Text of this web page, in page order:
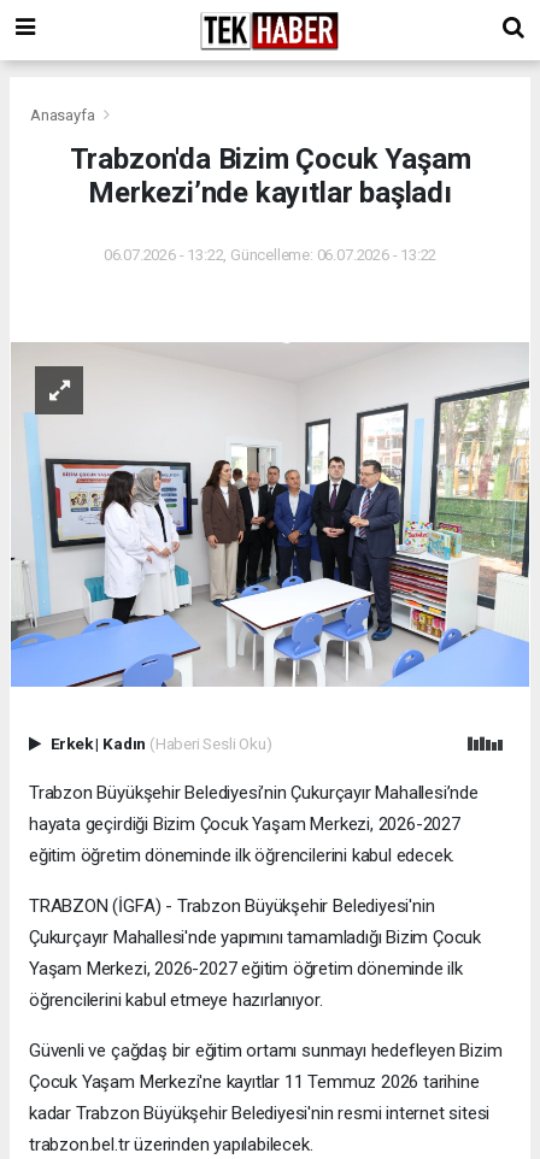
Anasayfa
Trabzon'da Bizim Çocuk Yaşam
Merkezi’nde kayıtlar başladı
06.07.2026 - 13:22, Güncelleme: 06.07.2026 - 13:22
Erkek| Kadın (Haberi Sesli Oku)
Trabzon Büyükşehir Belediyesi’nin Çukurçayır Mahallesi’nde
hayata geçirdiği Bizim Çocuk Yaşam Merkezi, 2026-2027
eğitim öğretim döneminde ilk öğrencilerini kabul edecek.
TRABZON (İGFA) - Trabzon Büyükşehir Belediyesi'nin
Çukurçayır Mahallesi'nde yapımını tamamladığı Bizim Çocuk
Yaşam Merkezi, 2026-2027 eğitim öğretim döneminde ilk
öğrencilerini kabul etmeye hazırlanıyor.
Güvenli ve çağdaş bir eğitim ortamı sunmayı hedefleyen Bizim
Çocuk Yaşam Merkezi'ne kayıtlar 11 Temmuz 2026 tarihine
kadar Trabzon Büyükşehir Belediyesi'nin resmi internet sitesi
trabzon.bel.tr üzerinden yapılabilecek.